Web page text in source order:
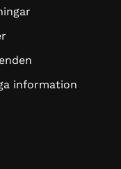
information